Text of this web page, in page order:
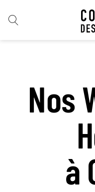
Nos
à